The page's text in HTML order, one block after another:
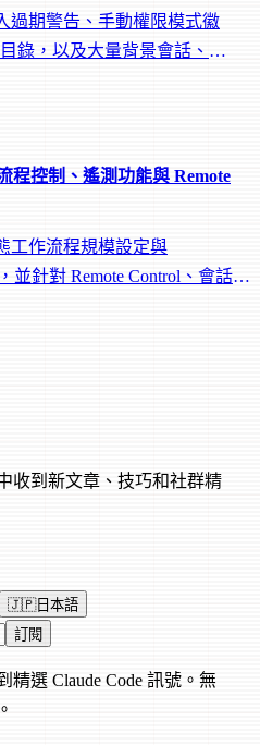
過期警告、手動權限模式徽
錄，以及大量背景會話、
程控制、遙測功能與 Remote
工作流程規模設定與
並針對 Remote Control、會話管
收到新文章、技巧和社群精
🇯🇵日本語
訂閱
選 Claude Code 訊號。無